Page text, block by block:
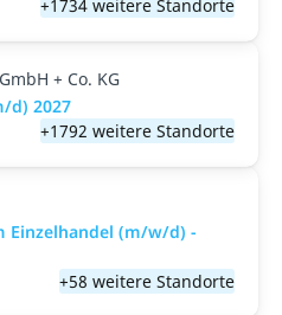
+1734 weitere Standorte
+ Co. KG
d) 2027
+1792 weitere Standorte
Einzelhandel (m/w/d) -
+58 weitere Standorte